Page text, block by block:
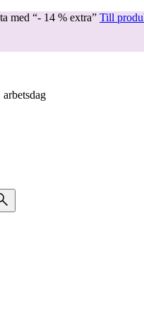
med “- 14 % extra” Till